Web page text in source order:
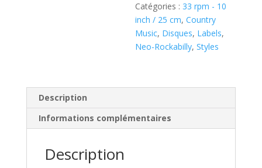
Casuals
–
Losers
Vinyl,
10"/25
Catégories : 33 rpm - 10
inch / 25 cm,Country
Music, Disques, Labels,
Neo-Rockabilly,Styles
Description
Informations complémentaires
Description